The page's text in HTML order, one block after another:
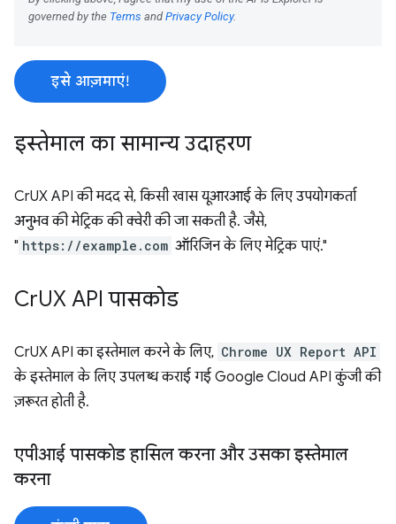
इसे आज़माएं!
इस्तेमाल का सामान्य उदाहरण
CrUX API की मदद से, किसी खास यूआरआई के लिए उपयोगकर्ता
अनुभव की मेट्रिक की क्वेरी की जा सकती है. जैसे,
" https://example.com ऑरिजिन के लिए मेट्रिक पाएं."
CrUX API पासकोड
CrUX API का इस्तेमाल करने के लिए, Chrome UX Report API
के इस्तेमाल के लिए उपलब्ध कराई गई Google Cloud API कुंजी की
ज़रूरत होती है.
एपीआई पासकोड हासिल करना और उसका इस्तेमाल
करना